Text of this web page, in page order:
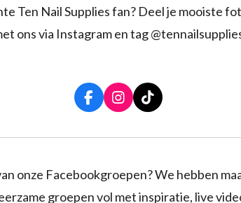
Ten Nail Supplies fan? Deel je mooiste
ons via Instagram en tag
F
a
o
k
I
n
r
a
T
i
k
onze Facebookgroepen? We hebben
groepen vol met inspiratie, live